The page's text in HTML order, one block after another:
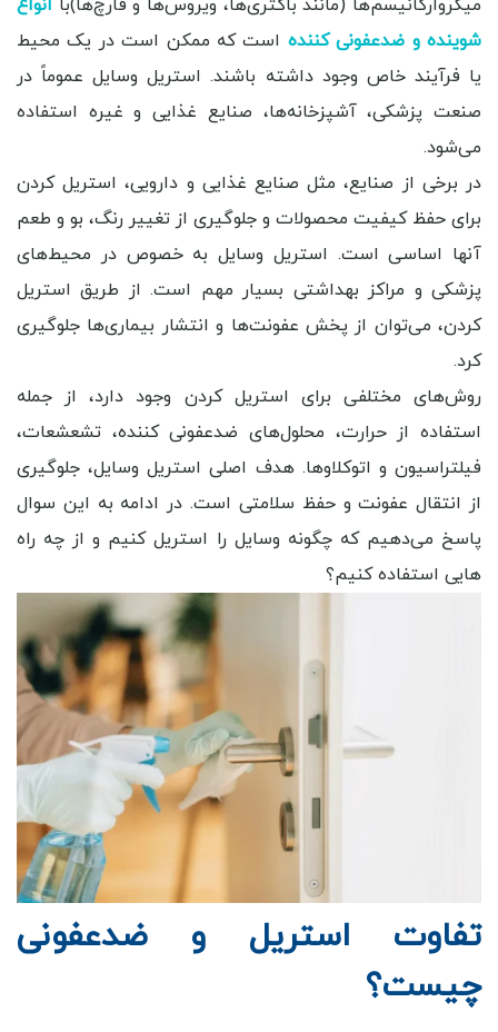
میکروارگانیسم‌ها (مانند باکتری‌ها، ویروس‌ها و قارچ‌ها)با انواع
شوینده و ضدعفونی کننده است که ممکن است در یک محیط
یا فرآیند خاص وجود داشته باشند. استریل وسایل عموماً در
صنعت پزشکی، آشپزخانه‌ها، صنایع غذایی و غیره استفاده
می‌شود.
در برخی از صنایع، مثل صنایع غذایی و دارویی، استریل کردن
برای حفظ کیفیت محصولات و جلوگیری از تغییر رنگ، بو و طعم
آنها اساسی است. استریل وسایل به خصوص در محیط‌های
پزشکی و مراکز بهداشتی بسیار مهم است. از طریق استریل
کردن، می‌توان از پخش عفونت‌ها و انتشار بیماری‌ها جلوگیری
کرد.
روش‌های مختلفی برای استریل کردن وجود دارد، از جمله
استفاده از حرارت، محلول‌های ضدعفونی کننده، تشعشعات،
فیلتراسیون و اتوکلاوها. هدف اصلی استریل وسایل، جلوگیری
از انتقال عفونت و حفظ سلامتی است. در ادامه به این سوال
پاسخ می‌دهیم که چگونه وسایل را استریل کنیم و از چه راه
هایی استفاده کنیم؟
تفاوت استریل و ضدعفونی
چیست؟